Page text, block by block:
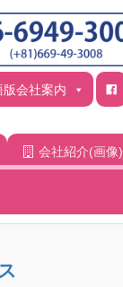
版会社案内
会社紹介(画像)